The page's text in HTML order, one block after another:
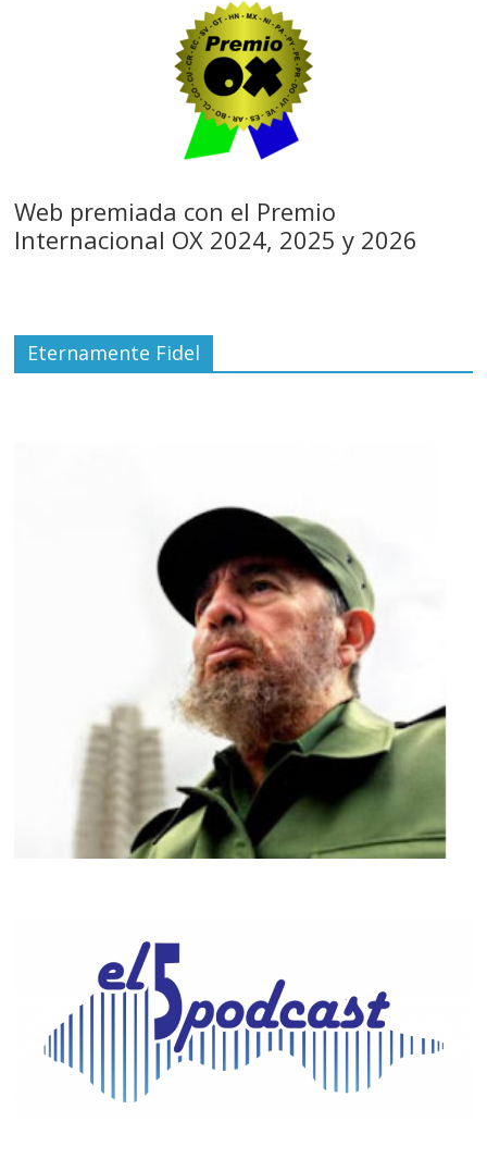
Web premiada con el Premio
Internacional OX 2024, 2025 y 2026
Eternamente Fidel